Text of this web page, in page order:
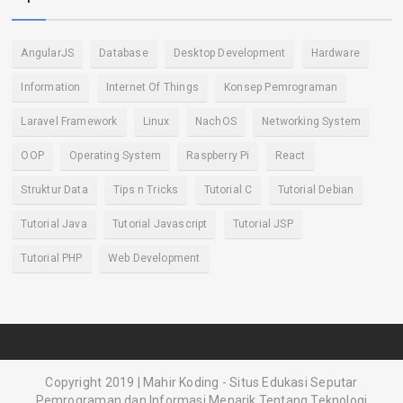
AngularJS Database Desktop Development Hardware
Information Internet Of Things Konsep Pemrograman
Laravel Framework Linux NachOS Networking System
OOP Operating System Raspberry Pi React
Struktur Data Tips n Tricks Tutorial C Tutorial Debian
Tutorial Java Tutorial Javascript Tutorial JSP
Tutorial PHP Web Development
Copyright 2019 | Mahir Koding - Situs Edukasi Seputar